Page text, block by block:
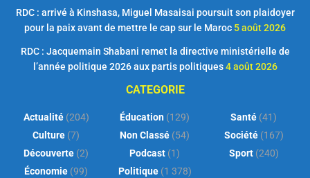
RDC : arrivé à Kinshasa, Miguel Masaisai poursuit son plaidoyer
pour la paix avant de mettre le cap sur le Maroc 5 août 2026
RDC : Jacquemain Shabani remet la directive ministérielle de
l’année politique 2026 aux partis politiques 4 août 2026
CATEGORIE
Actualité(204)
Culture (7)
Découverte (2)
Économie (99)
Éducation (129)
Non Classé (54)
Podcast (1)
Politique(1 378)
Santé (41)
Société(167)
Sport(240)